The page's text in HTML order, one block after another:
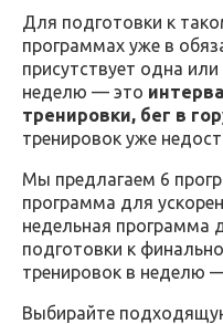
Для подготовки к
программах уже в
присутствует одна
неделю — это
тренировки, бег в
тренировок уже
Мы предлагаем 6
программа для
недельная программа
подготовки к
тренировок в неделю
Выбирайте